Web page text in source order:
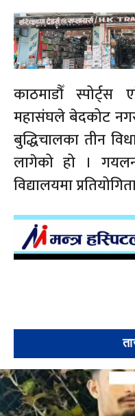
काठमाडौँ
महासंघले बेदकोट
बुद्धिचालका तीन
लागेको हो ।
विद्यालयमा